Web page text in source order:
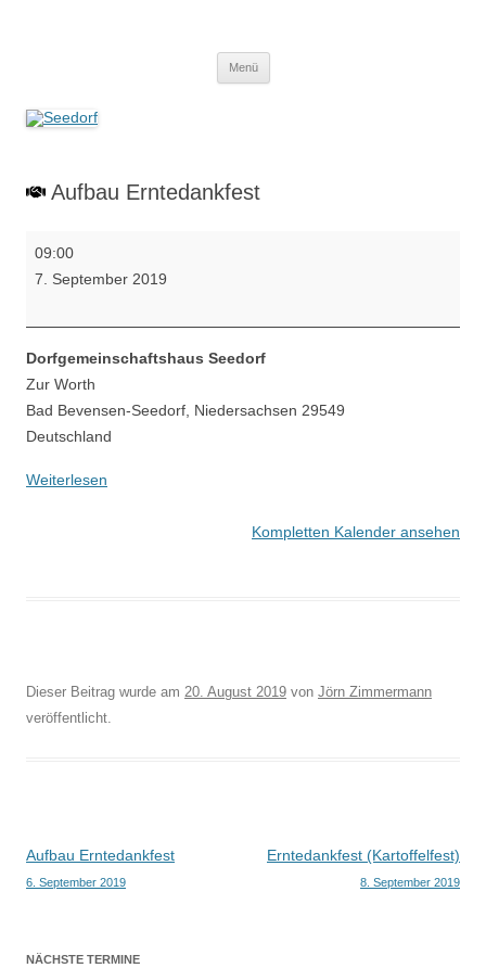
Menü
Aufbau Erntedankfest
09:00
7. September 2019
Dorfgemeinschaftshaus Seedorf
Zur Worth
Bad Bevensen-Seedorf Niedersachsen 29549
Deutschland
Weiterlesen
Kompletten Kalender ansehen
Dieser Beitrag wurde am 20. August 2019 von Jörn Zimmermann
veröffentlicht.
Beitragsnavigation
Aufbau Erntedankfest
6. September 2019
Erntedankfest (Kartoffelfest)
8. September 2019
NÄCHSTE TERMINE